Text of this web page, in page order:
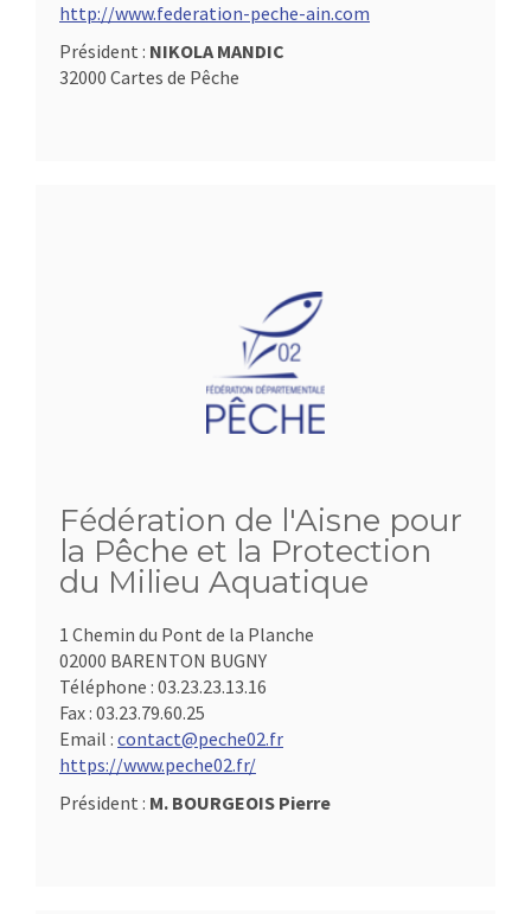
http://www.federation-peche-ain.com
Président : NIKOLA MANDIC
32000 Cartes de Pêche
Fédération de l'Aisne pour
la Pêche et la Protection
du Milieu Aquatique
1 Chemin du Pont de la Planche
02000 BARENTON BUGNY
Téléphone : 03.23.23.13.16
Fax : 03.23.79.60.25
Email : contact@peche02.fr
https://www.peche02.fr/
Président : M. BOURGEOIS Pierre